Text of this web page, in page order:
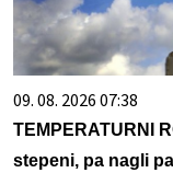
09. 08. 2026 07:38
TEMPERATURNI
stepeni, pa nagli